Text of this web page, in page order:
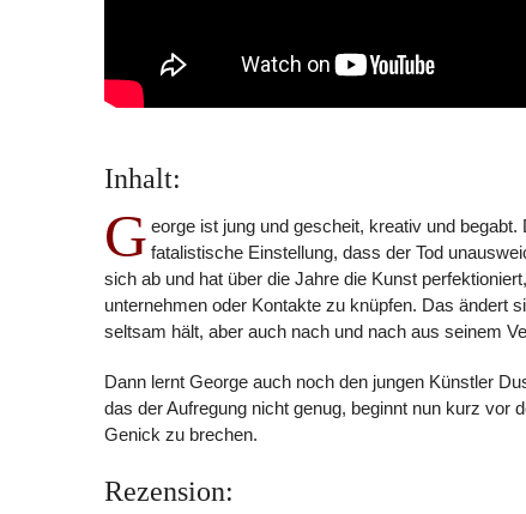
Inhalt:
G eorge ist jung und gescheit, kreativ und
fatalistische Einstellung, dass der Tod
sich ab und hat über die Jahre die Kunst
unternehmen oder Kontakte zu knüpfen. Das ändert
seltsam hält, aber auch nach und nach aus seinem
Dann lernt George auch noch den jungen Künstler
das der Aufregung nicht genug, beginnt nun kurz vor
Genick zu brechen.
Rezension: